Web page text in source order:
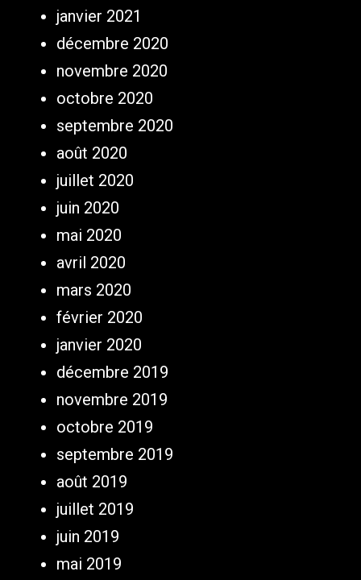
janvier 2021
décembre 2020
novembre 2020
octobre 2020
septembre 2020
août 2020
juillet 2020
juin 2020
mai 2020
avril 2020
mars 2020
février 2020
janvier 2020
décembre 2019
novembre 2019
octobre 2019
septembre 2019
août 2019
juillet 2019
juin 2019
mai 2019